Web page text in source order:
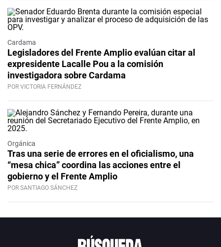
Cardama
Legisladores del Frente Amplio evalúan citar al
expresidente Lacalle Pou a la comisión
investigadora sobre Cardama
POR VICTORIA FERNÁNDEZ
Orgánica
Tras una serie de errores en el oficialismo, una
“mesa chica” coordina las acciones entre el
gobierno y el Frente Amplio
POR SANTIAGO SÁNCHEZ